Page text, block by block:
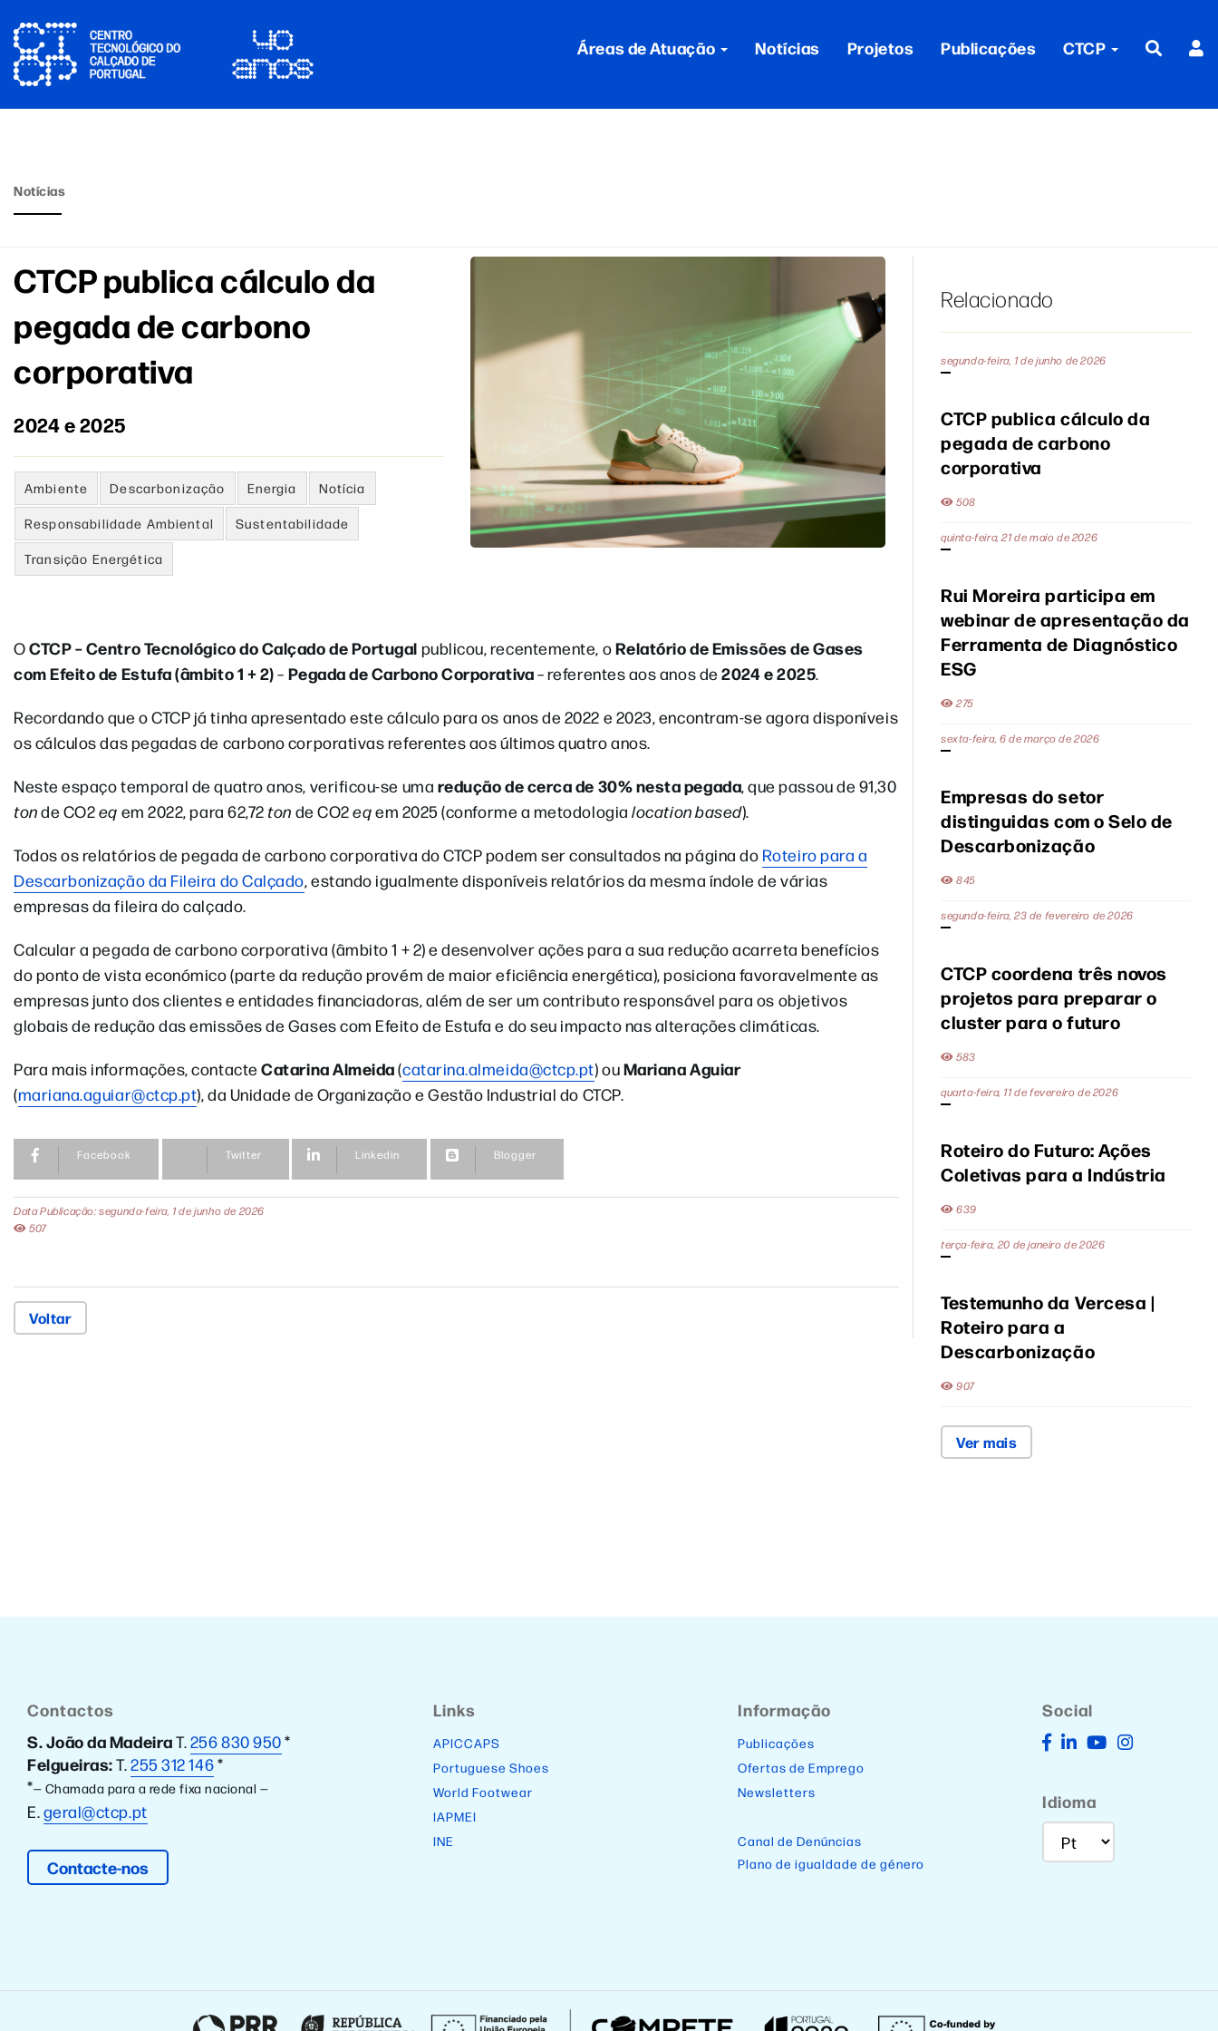
Áreas de Atuação Notícias Projetos Publicações CTCP
Notícias
CTCP publica cálculo da
pegada de carbono
corporativa
2024 e 2025
Ambiente Descarbonização Energia Notícia
Responsabilidade Ambiental Sustentabilidade
Transição Energética
OCTCP – Centro Tecnológico do Calçado de Portugal publicou, recentemente, oRelatório de Emissões de Gases
com Efeito de Estufa (âmbito 1 + 2)– Pegada de Carbono Corporativa– referentes aos anos de2024 e 2025.
Recordando que o CTCP já tinha apresentado este cálculo para os anos de 2022 e 2023, encontram-se agora disponíveis
os cálculos das pegadas de carbono corporativas referentes aos últimos quatro anos.
Neste espaço temporal de quatro anos, verificou-se uma redução de cerca de 30% nesta pegada, que passou de 91,30
tonde CO2eq em 2022, para 62,72 ton de CO2eqem 2025 (conforme a metodologialocation based).
Todos os relatórios de pegada de carbono corporativa do CTCP podem ser consultados na página do Roteiro para a
Descarbonização da Fileira do Calçado, estando igualmente disponíveis relatórios da mesma índole de várias
empresas da fileira do calçado.
Calcular a pegada de carbono corporativa (âmbito 1 + 2) e desenvolver ações para a sua redução acarreta benefícios
do ponto de vista económico (parte da redução provém de maior eficiência energética), posiciona favoravelmente as
empresas junto dos clientes e entidades financiadoras, além de ser um contributo responsável para os objetivos
globais de redução das emissões de Gases com Efeito de Estufa e do seu impacto nas alterações climáticas.
Para mais informações, contacteCatarina Almeida(catarina.almeida@ctcp.pt) ouMariana Aguiar
(mariana.aguiar@ctcp.pt), da Unidade de Organização e Gestão Industrial do CTCP.
Facebook Twitter Linkedin Blogger
Data Publicação: segunda-feira, 1 de junho de 2026
507
Voltar
Relacionado
segunda-feira, 1 de junho de 2026
CTCP publica cálculo da
pegada de carbono
corporativa
508
quinta-feira, 21 de maio de 2026
Rui Moreira participa em
webinar de apresentação da
Ferramenta de Diagnóstico
ESG
275
sexta-feira, 6 de março de 2026
Empresas do setor
distinguidas com o Selo de
Descarbonização
845
segunda-feira, 23 de fevereiro de 2026
CTCP coordena três novos
projetos para preparar o
cluster para o futuro
583
quarta-feira, 11 de fevereiro de 2026
Roteiro do Futuro: Ações
Coletivas para a Indústria
639
terça-feira, 20 de janeiro de 2026
Testemunho da Vercesa |
Roteiro para a
Descarbonização
907
Ver mais
Contactos
S. João da MadeiraT.256 830 950*
Felgueiras:T.255 312 146*
*— Chamada para a rede fixa nacional —
E.geral@ctcp.pt
Contacte-nos
Links
APICCAPS
Portuguese Shoes
World Footwear
IAPMEI
INE
Informação
Publicações
Ofertas de Emprego
Newsletters
Canal de Denúncias
Plano de igualdade de género
Social
Idioma